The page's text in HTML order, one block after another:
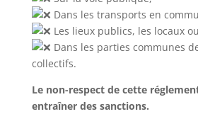
Dans les transports en
Les lieux publics, les locaux
Dans les parties communes
collectifs.
Le non-respect de cette
entraîner des sanctions.